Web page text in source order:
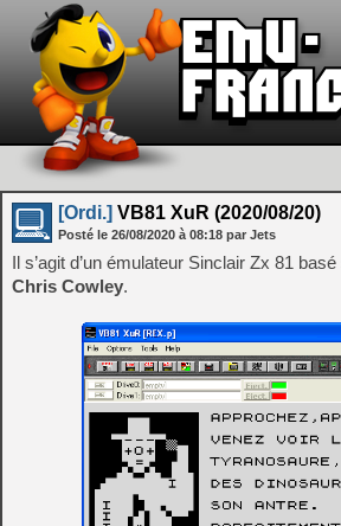
[Ordi.] VB81 XuR (2020/08/20)
Posté le 26/08/2020 à 08:18 par Jets
Il s’agit d’un émulateur Sinclair Zx 81
Chris Cowley.